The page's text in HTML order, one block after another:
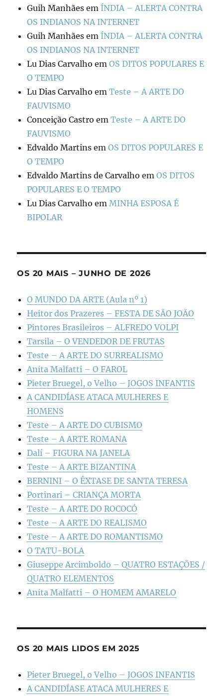
Guih Manhães em ÍNDIA – ALERTA CONTRA
OS INDIANOS NA INTERNET
Guih Manhães em ÍNDIA – ALERTA CONTRA
OS INDIANOS NA INTERNET
Lu Dias Carvalho emOS DITOS POPULARES E
O TEMPO
Lu Dias Carvalho emTeste – A ARTE DO
FAUVISMO
Conceição Castro emTeste – A ARTE DO
FAUVISMO
Edvaldo Martins emOS DITOS POPULARES E
O TEMPO
Edvaldo Martins de Carvalho emOS DITOS
POPULARES E O TEMPO
Lu Dias Carvalho emMINHA ESPOSA É
BIPOLAR
OS 20 MAIS – JUNHO DE 2026
O MUNDO DA ARTE (Aula nº 1)
Heitor dos Prazeres – FESTA DE SÃO JOÃO
Pintores Brasileiros – ALFREDO VOLPI
Tarsila – O VENDEDOR DE FRUTAS
Teste – A ARTE DO SURREALISMO
Anita Malfatti – O FAROL
Pieter Bruegel, o Velho – JOGOS INFANTIS
A CANDIDÍASE ATACA MULHERES E
HOMENS
Teste – A ARTE DO CUBISMO
Teste – A ARTE ROMANA
Dalí – FIGURA NA JANELA
Teste – A ARTE BIZANTINA
BERNINI – O ÊXTASE DE SANTA TERESA
Portinari – CRIANÇA MORTA
Teste – A ARTE DO ROCOCÓ
Teste – A ARTE DO REALISMO
Teste – A ARTE DO ROMANTISMO
O TATU-BOLA
Giuseppe Arcimboldo – QUATRO ESTAÇÕES /
QUATRO ELEMENTOS
Anita Malfatti – O HOMEM AMARELO
OS 20 MAIS LIDOS EM 2025
Pieter Bruegel, o Velho – JOGOS INFANTIS
A CANDIDÍASE ATACA MULHERES E